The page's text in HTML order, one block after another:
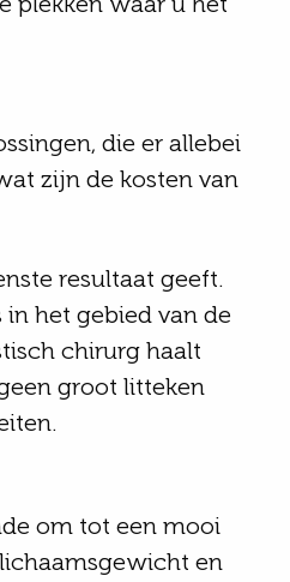
die er allebei
zijn de kosten van
resultaat geeft.
het gebied van de
chirurg haalt
groot litteken
om tot een mooi
en